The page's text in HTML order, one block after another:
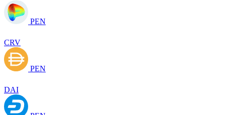
PEN
CRV
PEN
DAI